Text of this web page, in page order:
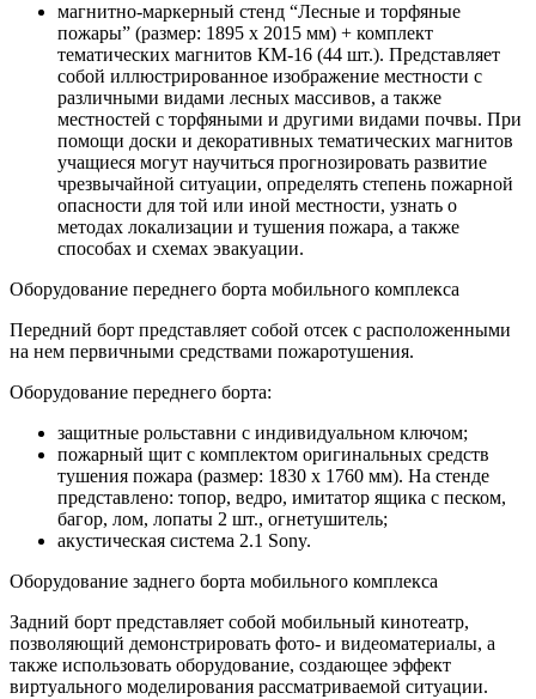
магнитно-маркерный стенд “Лесные и торфяные
пожары” (размер: 1895 х 2015 мм) + комплект
тематических магнитов КМ-16 (44 шт.). Представляет
собой иллюстрированное изображение местности с
различными видами лесных массивов, а также
местностей с торфяными и другими видами почвы. При
помощи доски и декоративных тематических магнитов
учащиеся могут научиться прогнозировать развитие
чрезвычайной ситуации, определять степень пожарной
опасности для той или иной местности, узнать о
методах локализации и тушения пожара, а также
способах и схемах эвакуации.
Оборудование переднего борта мобильного комплекса
Передний борт представляет собой отсек с расположенными
на нем первичными средствами пожаротушения.
Оборудование переднего борта:
защитные рольставни с индивидуальном ключом;
пожарный щит с комплектом оригинальных средств
тушения пожара (размер: 1830 х 1760 мм). На стенде
представлено: топор, ведро, имитатор ящика с песком,
багор, лом, лопаты 2 шт., огнетушитель;
акустическая система 2.1 Sony.
Оборудование заднего борта мобильного комплекса
Задний борт представляет собой мобильный кинотеатр,
позволяющий демонстрировать фото- и видеоматериалы, а
также использовать оборудование, создающее эффект
виртуального моделирования рассматриваемой ситуации.